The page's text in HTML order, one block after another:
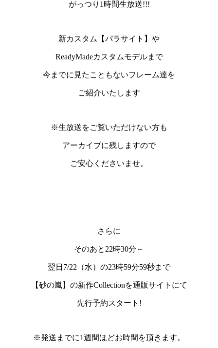
がっつり1時間生放送!!!
新カスタム【パラサイト】や
ReadyMadeカスタムモデルまで
今までに見たこともないフレーム達を
ご紹介いたします
※生放送をご覧いただけない方も
アーカイブに残しますので
ご安心くださいませ。
さらに
そのあと 22時30分～
翌日7/22（水）の23時59分59秒まで
【砂の嵐】 の新作Collectionを通販サイトにて
先行予約スタート!
※発送までに1週間ほどお時間を頂きます。